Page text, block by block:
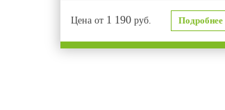
Цена от 1 190 руб. Подробнее